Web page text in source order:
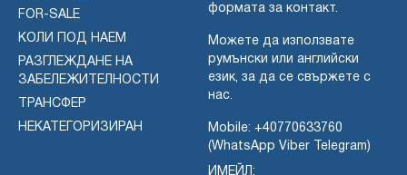
FOR-SALE
КОЛИ ПОД НАЕМ
РАЗГЛЕЖДАНЕ НА
ЗАБЕЛЕЖИТЕЛНОСТИ
ТРАНСФЕР
НЕКАТЕГОРИЗИРАН
формата за контакт.
Можете да използвате
румънски или английски
език, за да се свържете с
нас.
Mobile: +40770633760
(WhatsApp Viber Telegram)
ИМЕЙЛ: